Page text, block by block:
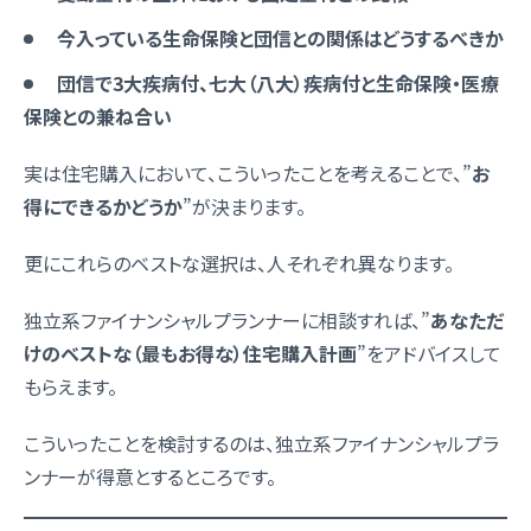
今入っている生命保険と団信との関係はどうするべきか
団信で3大疾病付、七大（八大）疾病付と生命保険・医療
保険との兼ね合い
実は住宅購入において、こういったことを考えることで、”お
得にできるかどうか”が決まります。
更にこれらのベストな選択は、人それぞれ異なります。
独立系ファイナンシャルプランナーに相談すれば、”あなただ
けのベストな（最もお得な）住宅購入計画”をアドバイスして
もらえます。
こういったことを検討するのは、独立系ファイナンシャルプラ
ンナーが得意とするところです。